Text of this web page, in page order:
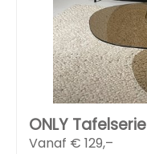
ONLY Tafelserie
Vanaf € 129,–